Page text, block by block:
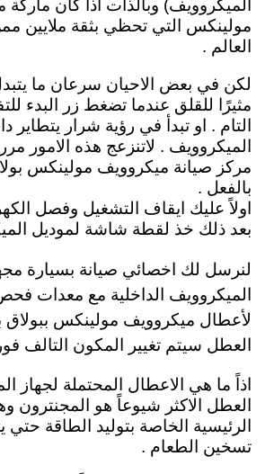
الميكروويف) وبالذات اذا كان ماركة
مولينكس التي تحظي بثقة ملايين
العالم .
لكن في بعض الاحيان سرعان ما
مثيرًا للقلق عندما تضغط زر البدء
التام . او تبدأ في رؤية شرار
الميكروويف . لاتنزعج هذه الامور
مركز صيانة ميكروويف مولينكس
بالفعل .
اولاً عليك ايقاف التشغيل وفصل
بعد ذلك خذ لقطة شاشة لموديل
لنرسل لك اخصائي صيانة بسيارة
الميكروويف الداخلية مع معدات
لأعطال ميكروويف مولينكس ببولاق
العطل سيتم تغيير المكون التالف فوراً
اذاً ما هي الاعطال المحتملة لجهاز
العطل الاكثر شيوعاً هو المجنترون
الرئيسية الخاصة بتوليد الطاقة حتي
تسخين الطعام .